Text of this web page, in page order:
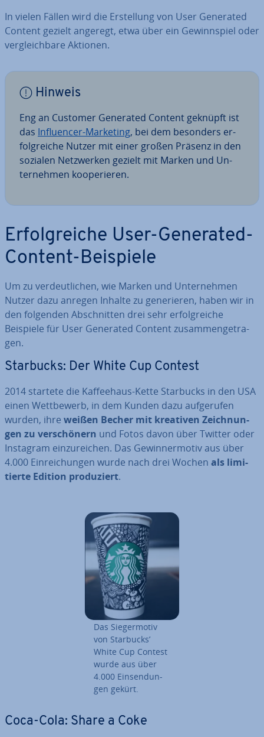
In vielen Fällen wird die Er­stel­lung von User Generated
Content gezielt angeregt, etwa über ein Ge­winn­spiel oder
ver­gleich­ba­re Aktionen.
Hinweis
Eng an Customer Generated Content geknüpft ist
das In­fluen­cer-Marketing, bei dem besonders er­
folg­rei­che Nutzer mit einer großen Präsenz in den
sozialen Netz­wer­ken gezielt mit Marken und Un­
ter­neh­men ko­ope­rie­ren.
Er­folg­rei­che User-Generated-
Content-Beispiele
Um zu ver­deut­li­chen, wie Marken und Un­ter­neh­men
Nutzer dazu anregen Inhalte zu ge­ne­rie­ren, haben wir in
den folgenden Ab­schnit­ten drei sehr er­folg­rei­che
Beispiele für User Generated Content zu­sam­men­ge­tra­
gen.
Starbucks: Der White Cup Contest
2014 startete die Kaf­fee­haus-Kette Starbucks in den USA
einen Wett­be­werb, in dem Kunden dazu auf­ge­ru­fen
wurden, ihre weißen Becher mit kreativen Zeich­nun­
gen zu ver­schö­nern und Fotos davon über Twitter oder
Instagram ein­zu­rei­chen. Das Ge­win­ner­mo­tiv aus über
4.000 Ein­rei­chun­gen wurde nach drei Wochen als li­mi­
tier­te Edition pro­du­ziert.
Das Sie­ger­mo­tiv
von Starbucks’
White Cup Contest
wurde aus über
4.000 Ein­sen­dun­
gen gekürt.
Coca-Cola: Share a Coke